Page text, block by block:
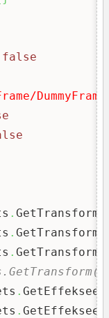
false
. GetTransform
. GetTransform
. GetTransform
.
.